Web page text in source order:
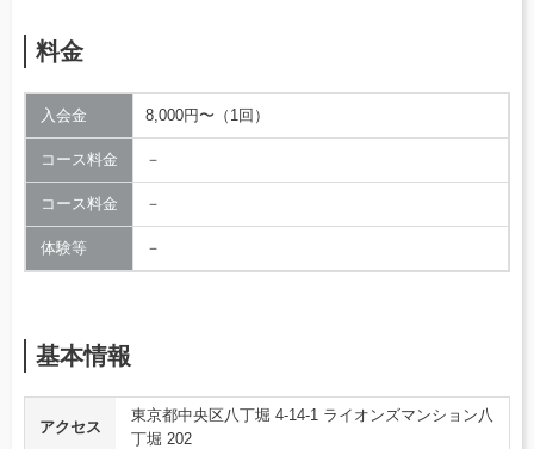
料金
入会金 8,000円〜（1回）
コース料金 －
コース料金 －
体験等 －
基本情報
アクセス
東京都中央区八丁堀 4-14-1 ライオンズマンション八
丁堀 202